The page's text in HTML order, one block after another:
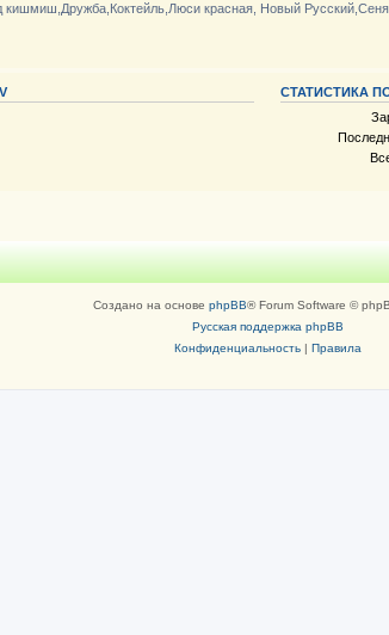
кишмиш,Дружба,Коктейль,Люси красная, Новый
СТАТИСТИКА
Создано на основе phpBB® Forum Software ©
Русская поддержка phpBB
Конфиденциальность| Правила